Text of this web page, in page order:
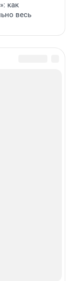
как
весь